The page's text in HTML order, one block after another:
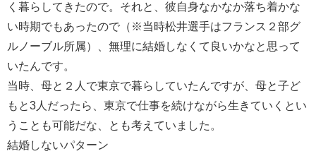
く暮らしてきたので。それと、彼自身なかなか落ち着かな
い時期でもあったので（※当時松井選手はフランス２部グ
ルノーブル所属）、無理に結婚しなくて良いかなと思って
いたんです。
当時、母と２人で東京で暮らしていたんですが、母と子ど
もと3人だったら、東京で仕事を続けながら生きていくとい
うことも可能だな、とも考えていました。
結婚しないパターン